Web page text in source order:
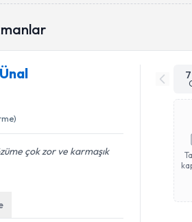
çok zor ve karmaşık